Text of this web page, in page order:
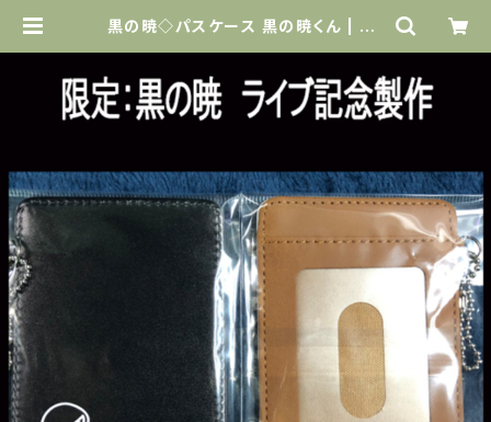
黒の暁◇パスケース 黒の暁くん | Na